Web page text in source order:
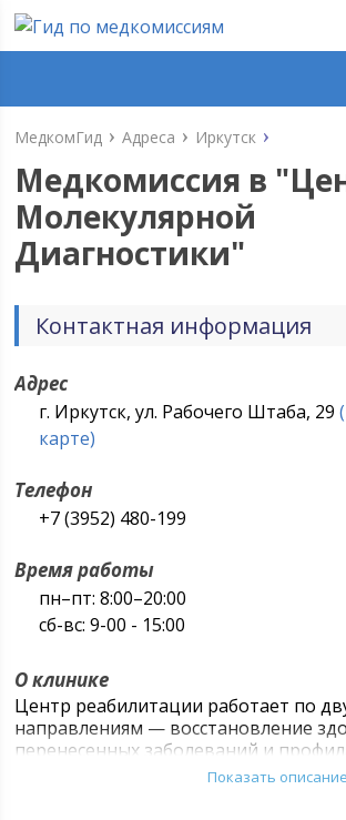
МедкомГид Адреса Иркутск
Медкомиссия в "
Молекулярной
Диагностики"
Контактная информация
Адрес
г. Иркутск, ул. Рабочего Штаба, 29
карте)
Телефон
+7 (3952) 480-199
Время работы
пн–пт: 8:00–20:00
сб-вс: 9-00 - 15:00
О клинике
Центр реабилитации работает по
направлениям — восстановление
перенесенных заболеваний и
возможных заболеваний дляПоказать описание